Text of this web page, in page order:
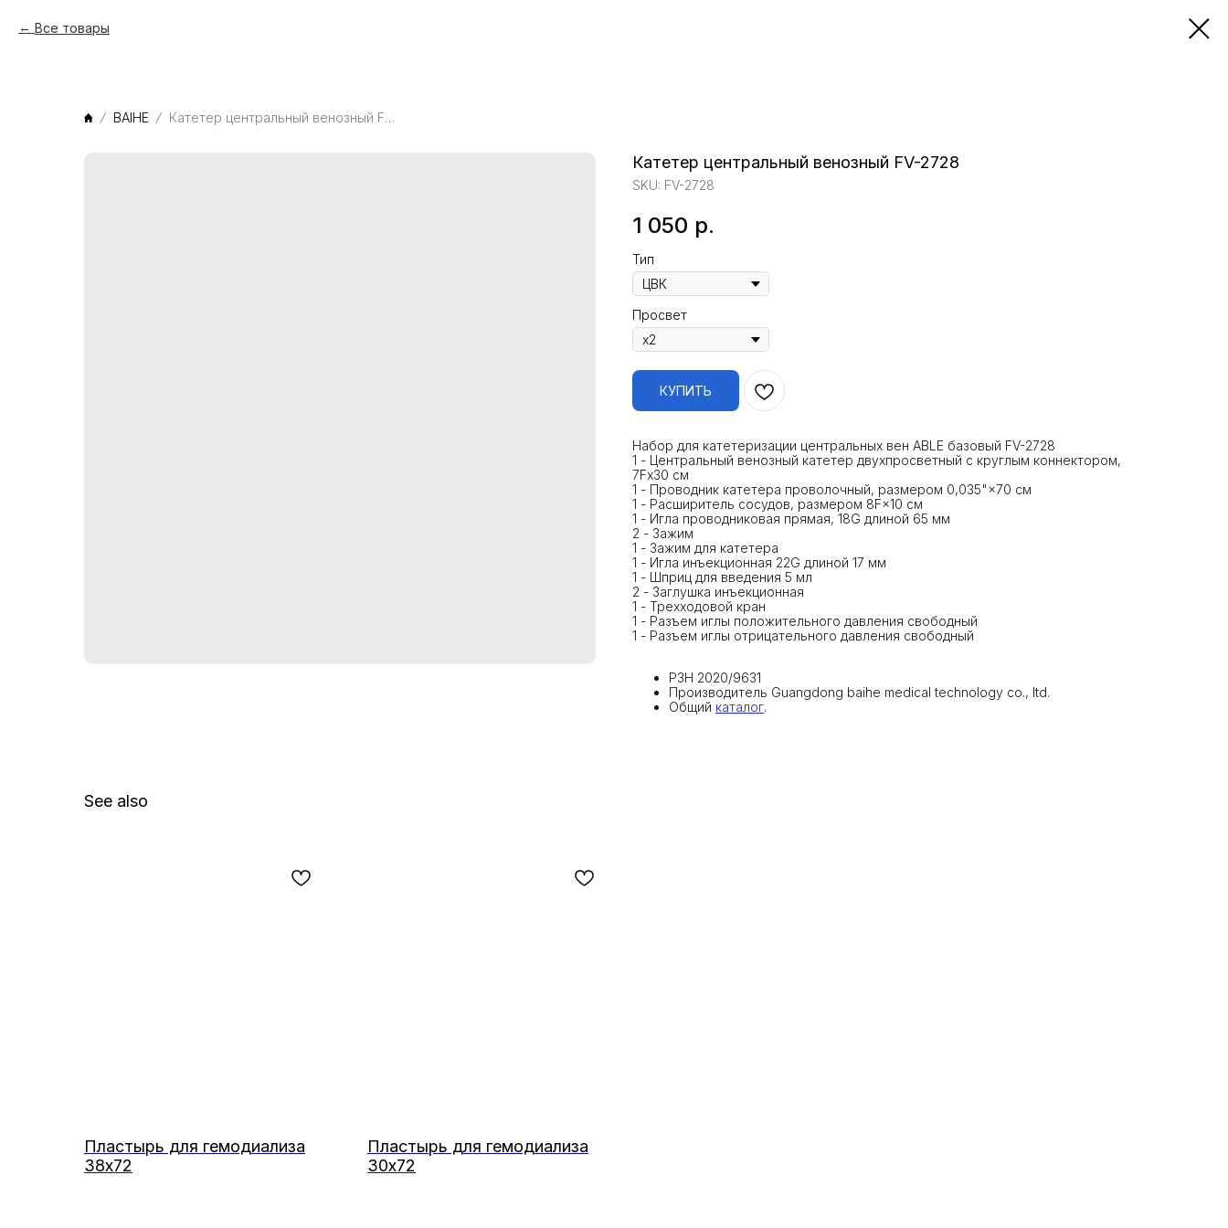
Все товары
BAIHE Катетер центральный венозный FV-2728
Катетер центральный венозный FV-2728
SKU: FV-2728
1 050 р.
Тип
Просвет
КУПИТЬ
Набор для катетеризации центральных вен ABLE базовый FV-2728
1 - Центральный венозный катетер двухпросветный с круглым коннектором,
7Fх30 см
1 - Проводник катетера проволочный, размером 0,035"×70 см
1 - Расширитель сосудов, размером 8F×10 см
1 - Игла проводниковая прямая, 18G длиной 65 мм
2 - Зажим
1 - Зажим для катетера
1 - Игла инъекционная 22G длиной 17 мм
1 - Шприц для введения 5 мл
2 - Заглушка инъекционная
1 - Трехходовой кран
1 - Разъем иглы положительного давления свободный
1 - Разъем иглы отрицательного давления свободный
РЗН 2020/9631
Производитель Guangdong baihe medical technology co., ltd.
Общий каталог.
See also
Пластырь для гемодиализа
38х72
Пластырь для гемодиализа
30х72